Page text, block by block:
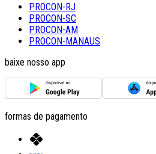
PROCON-RJ
PROCON-SC
PROCON-AM
PROCON-MANAUS
baixe nosso app
formas de pagamento